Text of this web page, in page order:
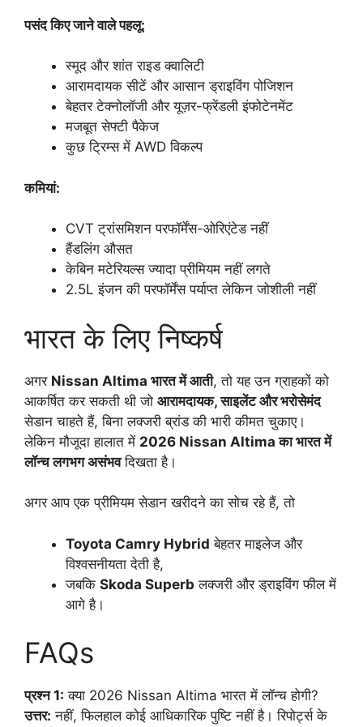
पसंद किए जाने वाले पहलू:
स्मूद और शांत राइड क्वालिटी
आरामदायक सीटें और आसान ड्राइविंग पोजिशन
बेहतर टेक्नोलॉजी और यूज़र-फ्रेंडली इंफोटेनमेंट
मजबूत सेफ्टी पैकेज
कुछ ट्रिम्स में AWD विकल्प
कमियां:
CVT ट्रांसमिशन परफॉर्मेंस-ओरिएंटेड नहीं
हैंडलिंग औसत
केबिन मटेरियल्स ज्यादा प्रीमियम नहीं लगते
2.5L इंजन की परफॉर्मेंस पर्याप्त लेकिन जोशीली नहीं
भारत के लिए निष्कर्ष
अगर Nissan Altima भारत में आती, तो यह उन ग्राहकों को
आकर्षित कर सकती थी जो आरामदायक, साइलेंट और भरोसेमंद
सेडान चाहते हैं, बिना लक्जरी ब्रांड की भारी कीमत चुकाए।
लेकिन मौजूदा हालात में 2026 Nissan Altima का भारत में
लॉन्च लगभग असंभवदिखता है।
अगर आप एक प्रीमियम सेडान खरीदने का सोच रहे हैं, तो
Toyota Camry Hybrid बेहतर माइलेज और
विश्वसनीयता देती है,
जबकि Skoda Superb लक्जरी और ड्राइविंग फील में
आगे है।
FAQs
प्रश्न 1: क्या 2026 Nissan Altima भारत में लॉन्च होगी?
उत्तर: नहीं, फिलहाल कोई आधिकारिक पुष्टि नहीं है। रिपोर्ट्स के